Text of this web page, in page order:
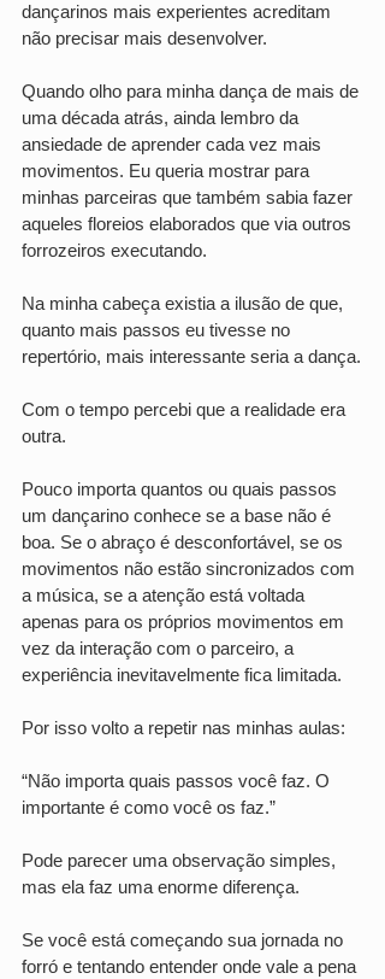
dançarinos mais experientes acreditam
não precisar mais desenvolver.
Quando olho para minha dança de mais de
uma década atrás, ainda lembro da
ansiedade de aprender cada vez mais
movimentos. Eu queria mostrar para
minhas parceiras que também sabia fazer
aqueles floreios elaborados que via outros
forrozeiros executando.
Na minha cabeça existia a ilusão de que,
quanto mais passos eu tivesse no
repertório, mais interessante seria a dança.
Com o tempo percebi que a realidade era
outra.
Pouco importa quantos ou quais passos
um dançarino conhece se a base não é
boa. Se o abraço é desconfortável, se os
movimentos não estão sincronizados com
a música, se a atenção está voltada
apenas para os próprios movimentos em
vez da interação com o parceiro, a
experiência inevitavelmente fica limitada.
Por isso volto a repetir nas minhas aulas:
“Não importa quais passos você faz. O
importante é como você os faz.”
Pode parecer uma observação simples,
mas ela faz uma enorme diferença.
Se você está começando sua jornada no
forró e tentando entender onde vale a pena